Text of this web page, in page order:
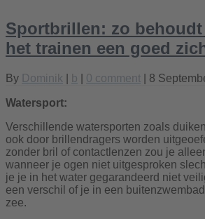
Sportbrillen: zo
het trainen een goed
By Dominik b 0 comment | 8
Watersport:
Verschillende watersporten zoals
ook door brillendragers worden
zonder bril of contactlenzen zou je
wanneer je ogen niet uitgesproken
je je in het water gegarandeerd niet
een verschil of je in een
zee.